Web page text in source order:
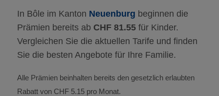
In Bôle im Kanton Neuenburg beginnen die
Prämien bereits ab CHF 81.55 für Kinder.
Vergleichen Sie die aktuellen Tarife und finden
Sie die besten Angebote für Ihre Familie.
Alle Prämien beinhalten bereits den gesetzlich erlaubten
Rabatt von CHF 5.15 pro Monat.